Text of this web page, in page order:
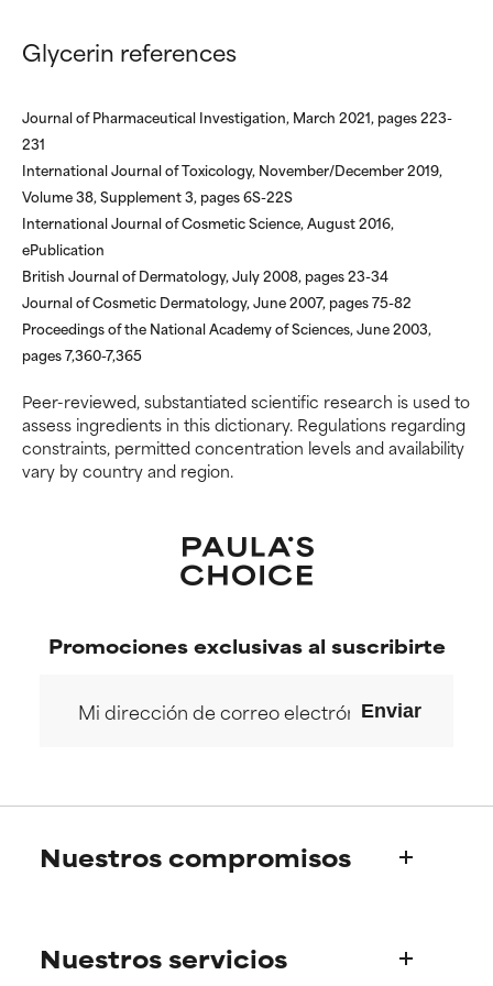
Glycerin references
Journal of Pharmaceutical Investigation, March 2021, pages 223-
231
International Journal of Toxicology, November/December 2019,
Volume 38, Supplement 3, pages 6S-22S
International Journal of Cosmetic Science, August 2016,
ePublication
British Journal of Dermatology, July 2008, pages 23-34
Journal of Cosmetic Dermatology, June 2007, pages 75-82
Proceedings of the National Academy of Sciences, June 2003,
pages 7,360-7,365
Peer-reviewed, substantiated scientific research is used to
assess ingredients in this dictionary. Regulations regarding
constraints, permitted concentration levels and availability
vary by country and region.
causar irritación, especialmente
Ha demostrado provocar
efectos adversos como
irritación, inflamación o
utiliza en altas concentraciones
o junto con otros ingredientes
irritantes.
Ingrediente registrado, pero
con la información científica
disponible pendiente de revisar.
causar irritación, especialmente
Ha demostrado provocar
efectos adversos como
irritación, inflamación o
utiliza en altas concentraciones
o junto con otros ingredientes
irritantes.
Ingrediente registrado, pero
con la información científica
disponible pendiente de revisar.
Promociones exclusivas al suscribirte
Enviar
Nuestros compromisos
La historia de Paula
Nuestros servicios